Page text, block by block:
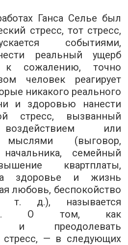
Ганса Селье был
стресс, тот стресс,
событиями,
реальный ущерб
к сожалению, точно
человек реагирует
никакого реального
и здоровью нанести
стресс, вызванный
или
мыслями (выговор,
семейный
квартплаты,
здоровье и жизнь
любовь, беспокойство
д.), называется
О том, как
и преодолевать
стресс, — в следующих